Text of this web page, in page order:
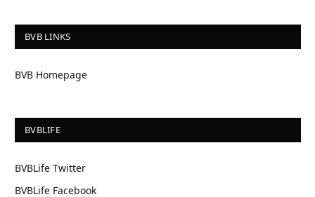
BVB LINKS
BVB Homepage
BVBLIFE
BVBLife Twitter
BVBLife Facebook